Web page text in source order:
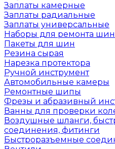
Заплаты камерные
Заплаты радиальные
Заплаты универсальные
Наборы для ремонта
Пакеты для шин
Резина сырая
Нарезка протектора
Ручной инструмент
Автомобильные камеры
Ремонтные шипы
Фрезы и абразивный
Ванны для проверки
Воздушные шланги,
соединения, фитинги
Быстроразъемные